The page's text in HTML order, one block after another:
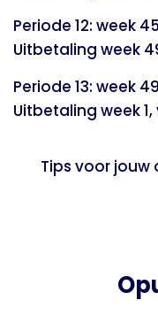
Periode 12: week
Uitbetaling week
Periode 13: week
Uitbetaling week
Tips voor